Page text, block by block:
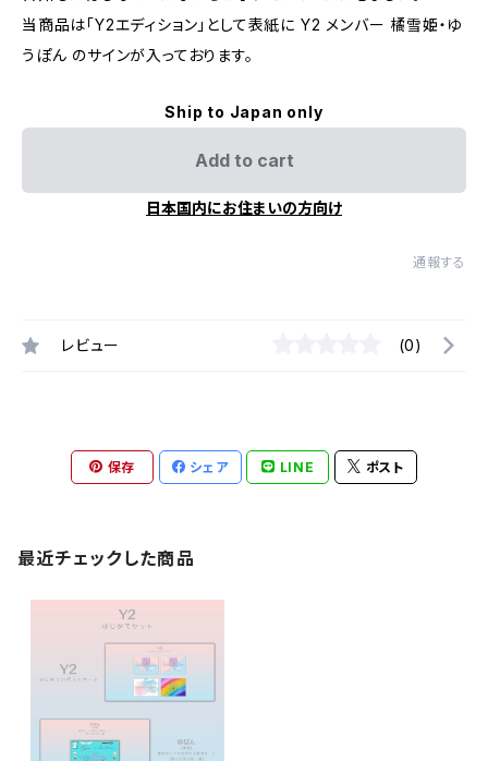
当商品は「Y2エディション」として表紙に Y2 メンバー 橘雪姫・ゆ
うぽん のサインが入っております。
Ship to Japan only
Add to cart
日本国内にお住まいの方向け
通報する
レビュー (0)
保存 シェア LINE ポスト
最近チェックした商品